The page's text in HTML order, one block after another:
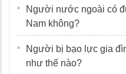
Người nước ngoài có
Nam không?
Người bị bạo lực gia
như thế nào?